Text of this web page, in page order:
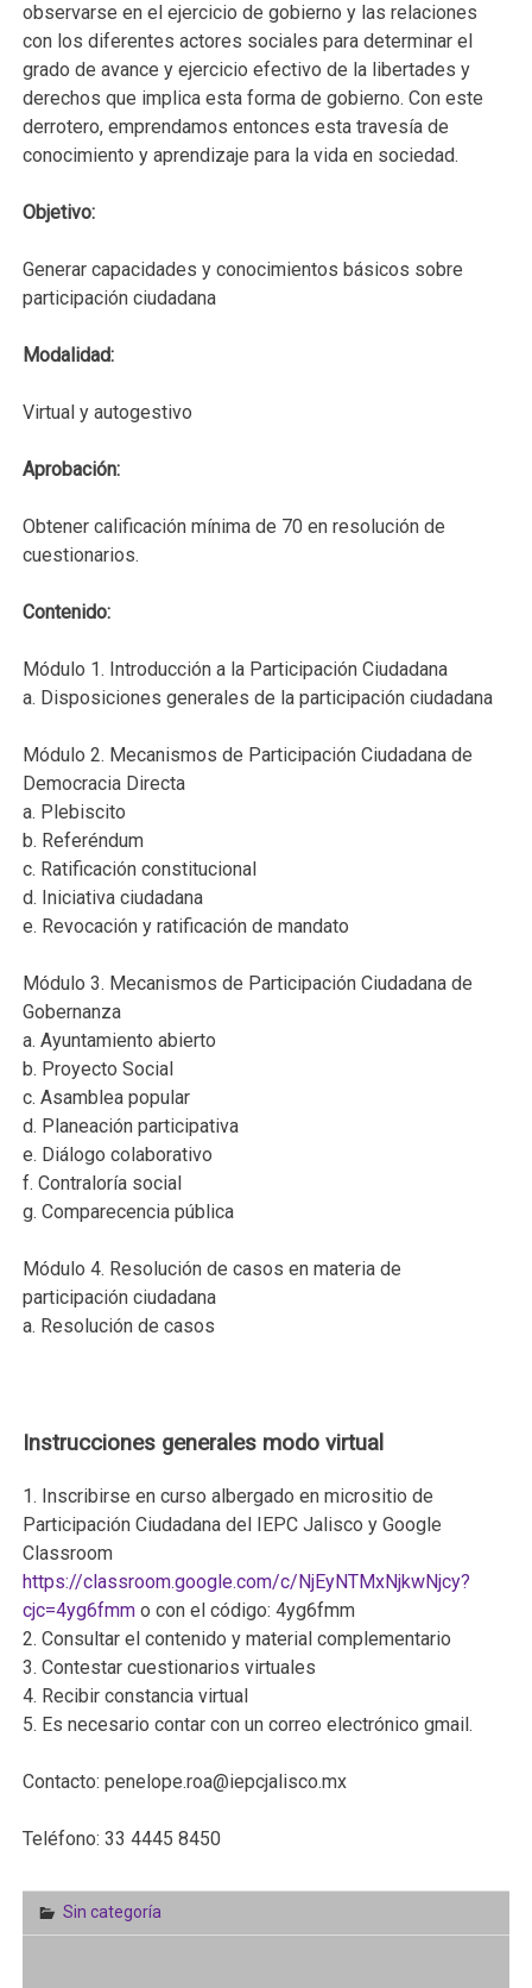
observarse en el ejercicio de gobierno y las relaciones
con los diferentes actores sociales para determinar el
grado de avance y ejercicio efectivo de la libertades y
derechos que implica esta forma de gobierno. Con este
derrotero, emprendamos entonces esta travesía de
conocimiento y aprendizaje para la vida en sociedad.
Objetivo:
Generar capacidades y conocimientos básicos sobre
participación ciudadana
Modalidad:
Virtual y autogestivo
Aprobación:
Obtener calificación mínima de 70 en resolución de
cuestionarios.
Contenido:
Módulo 1. Introducción a la Participación Ciudadana
a. Disposiciones generales de la participación ciudadana
Módulo 2. Mecanismos de Participación Ciudadana de
Democracia Directa
a. Plebiscito
b. Referéndum
c. Ratificación constitucional
d. Iniciativa ciudadana
e. Revocación y ratificación de mandato
Módulo 3. Mecanismos de Participación Ciudadana de
Gobernanza
a. Ayuntamiento abierto
b. Proyecto Social
c. Asamblea popular
d. Planeación participativa
e. Diálogo colaborativo
f. Contraloría social
g. Comparecencia pública
Módulo 4. Resolución de casos en materia de
participación ciudadana
a. Resolución de casos
Instrucciones generales modo virtual
1. Inscribirse en curso albergado en micrositio de
Participación Ciudadana del IEPC Jalisco y Google
Classroom
https://classroom.google.com/c/NjEyNTMxNjkwNjcy?
cjc=4yg6fmm o con el código: 4yg6fmm
2. Consultar el contenido y material complementario
3. Contestar cuestionarios virtuales
4. Recibir constancia virtual
5. Es necesario contar con un correo electrónico gmail.
Contacto: penelope.roa@iepcjalisco.mx
Teléfono: 33 4445 8450
Sin categoría